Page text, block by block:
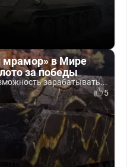
мрамор» в Мире
за победы
зарабатывать...
5